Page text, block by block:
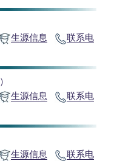
生源信息
联系电
）
生源信息
联系电
生源信息
联系电